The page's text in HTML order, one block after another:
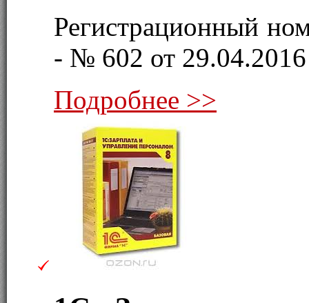
Регистрационный
- № 602 от 29.04.2016
Подробнее >>